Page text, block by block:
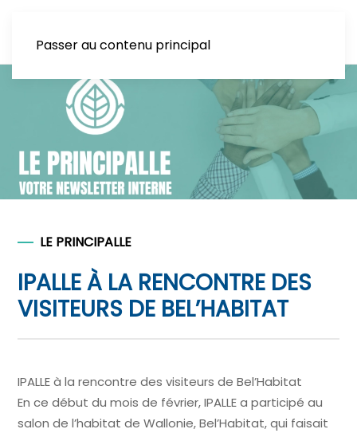
Passer au contenu principal
LE PRINCIPALLE
IPALLE À LA RENCONTRE DES
VISITEURS DE BEL’HABITAT
IPALLE à la rencontre des visiteurs de Bel’Habitat
En ce début du mois de février, IPALLE a participé au
salon de l’habitat de Wallonie, Bel’Habitat, qui faisait